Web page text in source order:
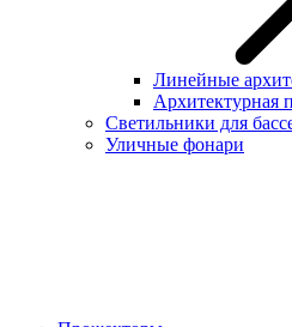
Линейные
Архитектурная
Светильники для
Уличные фонари